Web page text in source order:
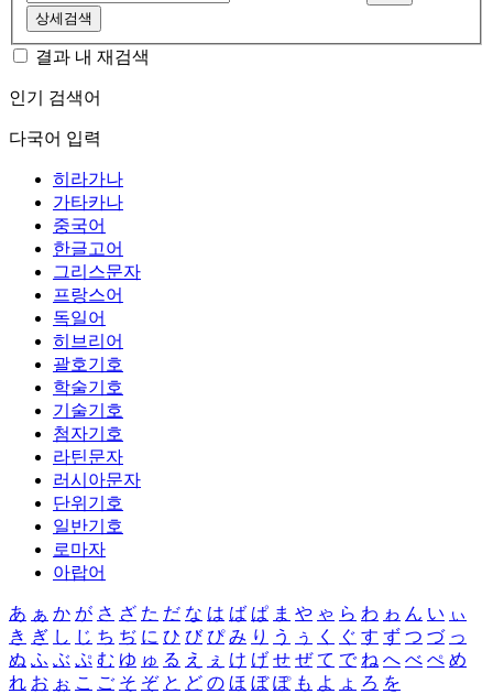
상세검색
결과 내 재검색
인기 검색어
다국어 입력
히라가나
가타카나
중국어
한글고어
그리스문자
프랑스어
독일어
히브리어
괄호기호
학술기호
기술기호
첨자기호
라틴문자
러시아문자
단위기호
일반기호
로마자
아랍어
あ ぁ か が さ ざ た だ な は ば ぱ ま や ゃ ら わ ゎ ん い ぃ
き ぎ し じ ち ぢ に ひ び ぴ み り う ぅ く ぐ す ず つ づ っ
ぬ ふ ぶ ぷ む ゆ ゅ る え ぇ け げ せ ぜ て で ね へ べ ぺ め
れ お ぉ こ ご そ ぞ と ど の ほ ぼ ぽ も よ ょ ろ を